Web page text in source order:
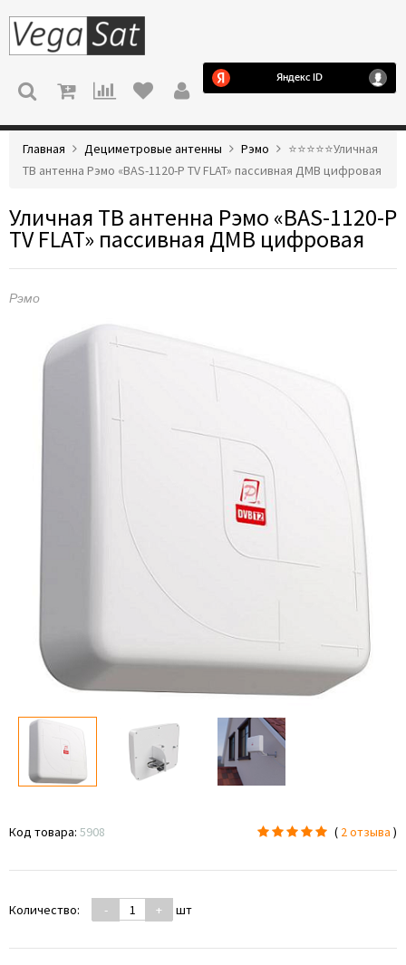
МЕНЮ
Главная Дециметровые антенны Рэмо
⭐️⭐️⭐️⭐️⭐️Уличная
ТВ антенна Рэмо «BAS-1120-P TV FLAT» пассивная ДМВ цифровая
Уличная ТВ антенна Рэмо «BAS-1120-P
TV FLAT» пассивная ДМВ цифровая
Рэмо
Код товара: 5908 ( 2 отзыва )
Количество: - + шт